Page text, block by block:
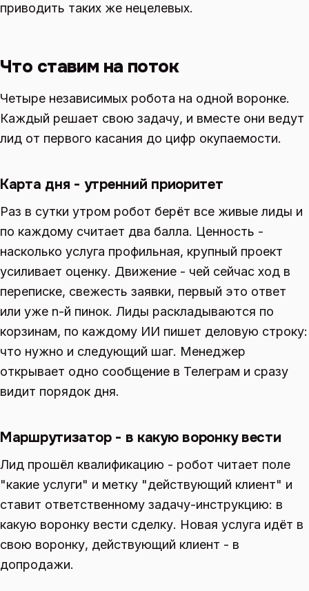
приводить таких же нецелевых.
Что ставим на поток
Четыре независимых робота на одной воронке.
Каждый решает свою задачу, и вместе они ведут
лид от первого касания до цифр окупаемости.
Карта дня - утренний приоритет
Раз в сутки утром робот берёт все живые лиды и
по каждому считает два балла. Ценность -
насколько услуга профильная, крупный проект
усиливает оценку. Движение - чей сейчас ход в
переписке, свежесть заявки, первый это ответ
или уже n-й пинок. Лиды раскладываются по
корзинам, по каждому ИИ пишет деловую строку:
что нужно и следующий шаг. Менеджер
открывает одно сообщение в Телеграм и сразу
видит порядок дня.
Маршрутизатор - в какую воронку вести
Лид прошёл квалификацию - робот читает поле
"какие услуги" и метку "действующий клиент" и
ставит ответственному задачу-инструкцию: в
какую воронку вести сделку. Новая услуга идёт в
свою воронку, действующий клиент - в
допродажи.